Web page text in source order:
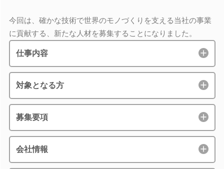
今回は、確かな技術で世界のモノづくりを支える当社の事業
に貢献する、新たな人材を募集することになりました。
仕事内容
対象となる方
募集要項
会社情報